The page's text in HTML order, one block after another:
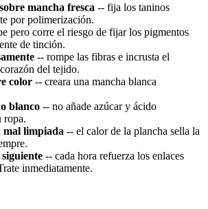
mancha fresca -- fija los taninos
por polimerización.
pero corre el riesgo de fijar los pigmentos
de tinción.
-- rompe las fibras e incrusta el
del tejido.
color -- creara una mancha blanca
blanco -- no añade azúcar y ácido
ropa.
limpiada -- el calor de la plancha sella la
-- cada hora refuerza los enlaces
inmediatamente.